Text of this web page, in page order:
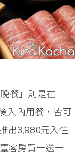
餐」則是在
入內用餐，皆可
出3,980元入住
客房買一送一